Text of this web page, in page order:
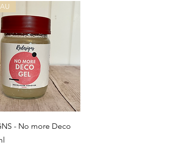
Aperçu rapide
- No more Deco